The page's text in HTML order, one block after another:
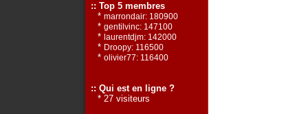
:: Top 5 membres
* marrondair: 180900
* gentilvinc: 147100
* laurentdjm: 142000
* Droopy: 116500
* olivier77: 116400
:: Qui est en ligne ?
* 27 visiteurs